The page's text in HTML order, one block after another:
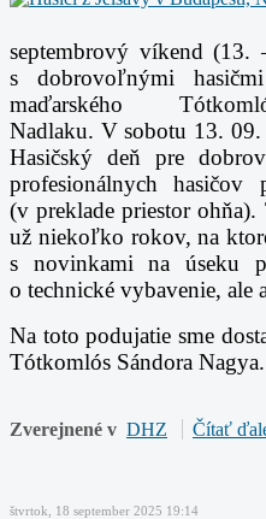
septembrový víkend (13.
s dobrovoľnými
maďarského
Nadlaku. V sobotu 13.
Hasičský deň pre
profesionálnych
(v preklade priestor ohňa).
už niekoľko rokov, na
s novinkami na úseku
o technické vybavenie, ale
Na toto podujatie sme
Tótkomlós Sándora Nagya.
Zverejnené v DHZ Čítať
štvrtok, 18 september 2025 19:14